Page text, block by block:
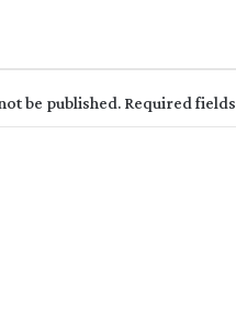
be published.Required